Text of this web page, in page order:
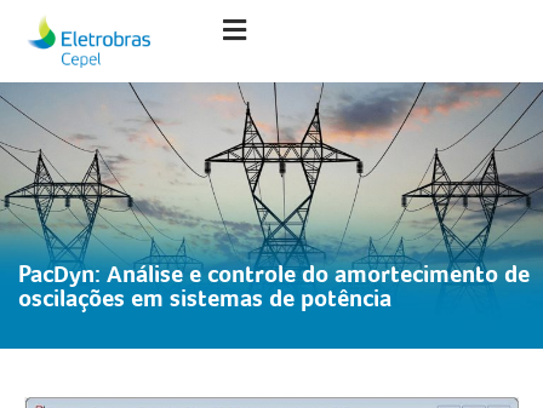
PacDyn: Análise e controle do amortecimento de
oscilações em sistemas de potência